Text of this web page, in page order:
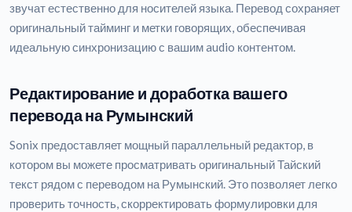
звучат естественно для носителей языка. Перевод сохраняет
оригинальный тайминг и метки говорящих, обеспечивая
идеальную синхронизацию с вашим audio контентом.
Редактирование и доработка вашего
перевода на Румынский
Sonix предоставляет мощный параллельный редактор, в
котором вы можете просматривать оригинальный Тайский
текст рядом с переводом на Румынский. Это позволяет легко
проверить точность, скорректировать формулировки для